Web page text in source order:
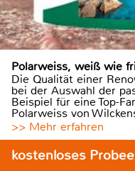
Polarweiss, weiß wie
Die Qualität einer
bei der Auswahl der
Beispiel für eine Top-
Polarweiss von
>> Mehr erfahren
kostenloses